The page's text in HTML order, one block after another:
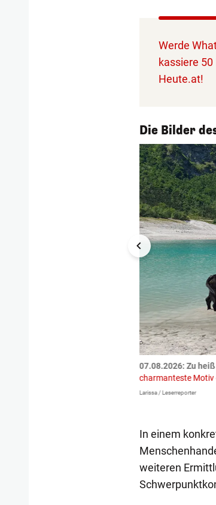
Werde
kassiere
Heute.at!
Die Bilder
1/55
07.08.2026: Zu
charmanteste Motiv
Larissa / Leserreporter
In einem
weiteren